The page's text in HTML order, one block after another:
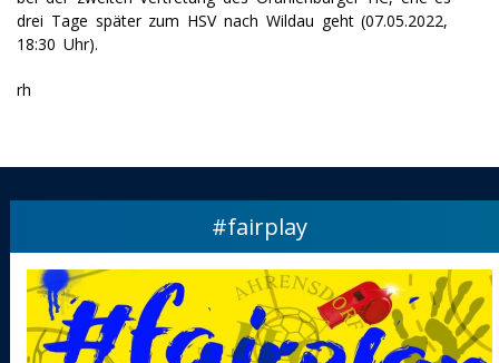
drei Tage später zum HSV nach Wildau geht (07.05.2022,
18:30 Uhr).
rh
#fairplay